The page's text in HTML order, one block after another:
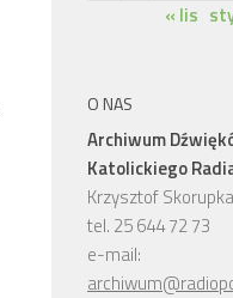
« lis
O NAS
Archiwum
Katolickiego
Krzysztof Skorupka
tel. 25 644 72 73
e-mail: